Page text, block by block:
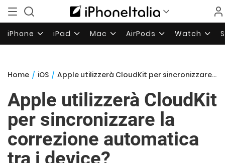
iPhone iPad Mac AirPods Watch
Home / iOS / Apple utilizzerà CloudKit per sincronizzare la correzione automatica tra i device?
Apple utilizzerà CloudKit
per sincronizzare la
correzione automatica
tra i device?